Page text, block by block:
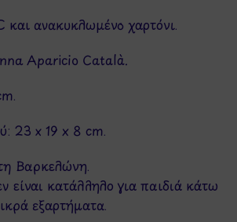
και ανακυκλωμένο χαρτόνι.
Aparicio Català.
23 x 19 x 8 cm.
Βαρκελώνη.
είναι κατάλληλο για παιδιά κάτω
εξαρτήματα.